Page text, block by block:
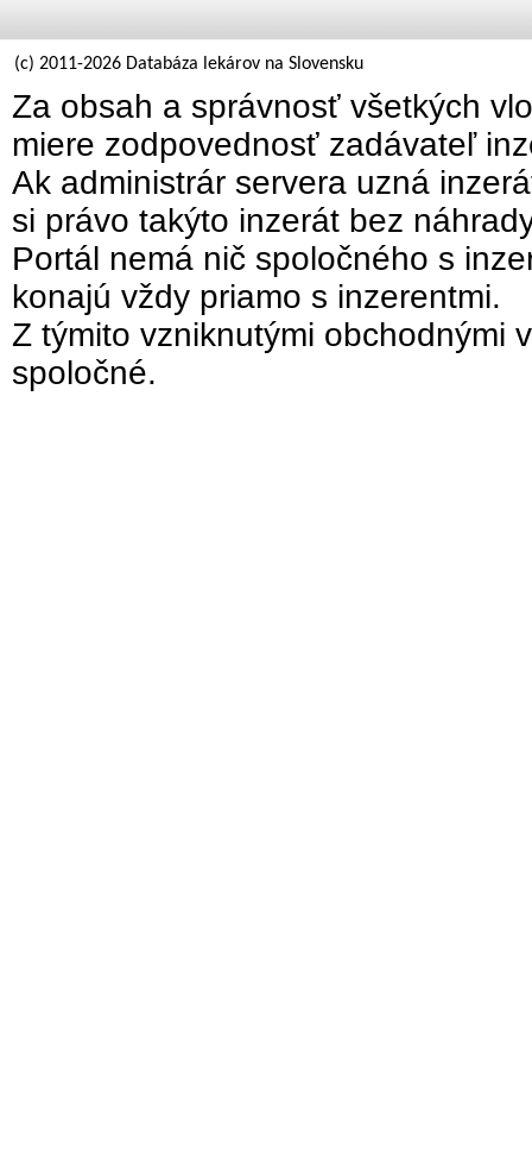
(c) 2011-2026 Databáza lekárov na Slovensku
Za obsah a správnosť všetkých
miere zodpovednosť zadávateľ
Ak administrár servera uzná
si právo takýto inzerát bez
Portál nemá nič spoločného s
konajú vždy priamo s inzerentmi.
Z týmito vzniknutými obchodnými
spoločné.